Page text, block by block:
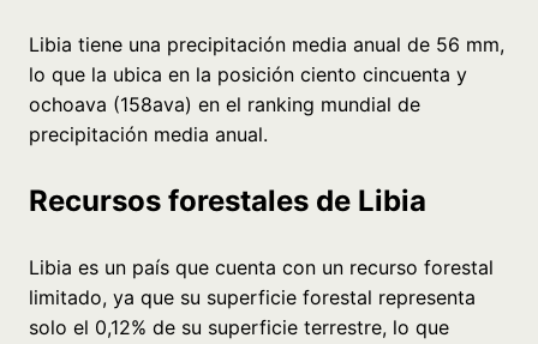
Libia tiene una precipitación media anual de 56 mm,
lo que la ubica en la posición ciento cincuenta y
ochoava (158ava) en el ranking mundial de
precipitación media anual.
Recursos forestales de Libia
Libia es un país que cuenta con un recurso forestal
limitado, ya que su superficie forestal representa
solo el 0,12% de su superficie terrestre, lo que